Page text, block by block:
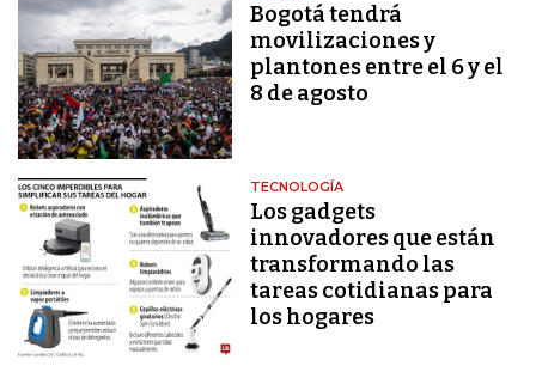
Bogotá tendrá
movilizaciones y
plantones entre el 6 y el
8 de agosto
TECNOLOGÍA
Los gadgets
innovadores que están
transformando las
tareas cotidianas para
los hogares